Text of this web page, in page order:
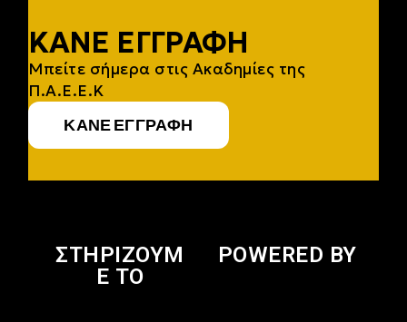
ΚΆΝΕ ΕΓΓΡΑΦΉ
Μπείτε σήμερα στις Ακαδημίες της
Π.Α.Ε.Ε.Κ
ΚΆΝΕ ΕΓΓΡΑΦΉ
ΣΤΗΡΙΖΟΥΜ
Ε ΤΟ
POWERED BY